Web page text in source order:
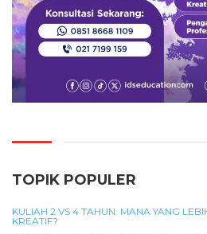
TOPIK POPULER
KULIAH 2 VS 4 TAHUN: MANA YANG
KREATIF?